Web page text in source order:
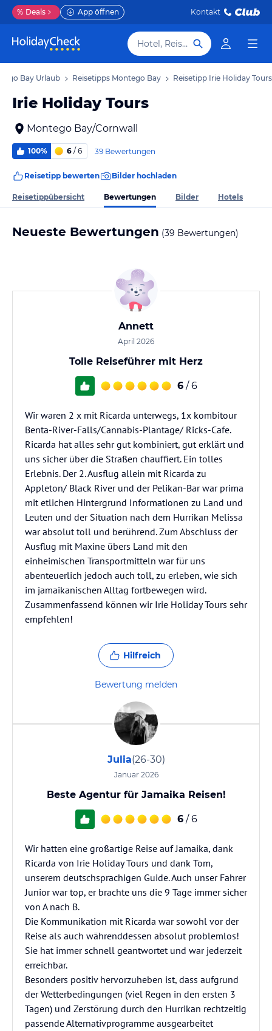
% Deals App öffnen Kontakt
Hotel, Reiseziel
Bay Urlaub Reisetipps Montego Bay Reisetipp Irie Holiday Tours
Irie Holiday Tours
Montego Bay/Cornwall
100% 6 / 6 39 Bewertungen
Reisetipp bewerten Bilder hochladen
Reisetippübersicht Bewertungen Bilder Hotels
Neueste Bewertungen (39 Bewertungen)
Annett
April 2026
Tolle Reiseführer mit Herz
6 / 6
Wir waren 2 x mit Ricarda unterwegs, 1x kombitour
Benta-River-Falls/Cannabis-Plantage/ Ricks-Cafe.
Ricarda hat alles sehr gut kombiniert, gut erklärt und
uns sicher über die Straßen chauffiert. Ein tolles
Erlebnis. Der 2. Ausflug allein mit Ricarda zu
Appleton/ Black River und der Pelikan-Bar war prima
mit etlichen Hintergrund Informationen zu Land und
Leuten und der Situation nach dem Hurrikan Melissa
war absolut toll und berührend. Zum Abschluss der
Ausflug mit Maxine übers Land mit den
einheimischen Transportmitteln war für uns
abenteuerlich jedoch auch toll, zu erleben, wie sich
im jamaikanischen Alltag fortbewegen wird.
Zusammenfassend können wir Irie Holiday Tours sehr
empfehlen!
Hilfreich
Bewertung melden
Julia(26-30)
Januar 2026
Beste Agentur für Jamaika Reisen!
6 / 6
Wir hatten eine großartige Reise auf Jamaika, dank
Ricarda von Irie Holiday Tours und dank Tom,
unserem deutschsprachigen Guide. Auch unser Fahrer
Junior war top, er brachte uns die 9 Tage immer sicher
von A nach B.
Die Kommunikation mit Ricarda war sowohl vor der
Reise als auch währenddessen absolut problemlos!
Sie hat immer schnell geantwortet und war jederzeit
erreichbar.
Besonders positiv hervorzuheben ist, dass aufgrund
der Wetterbedingungen (viel Regen in den ersten 3
Tagen) und Zerstörung durch den Hurrikan rechtzeitig
passende Alternativprogramme ausgearbeitet